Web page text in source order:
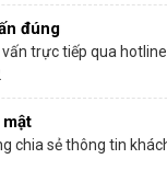
đúng
trực tiếp qua
mật
chia sẻ thông tin